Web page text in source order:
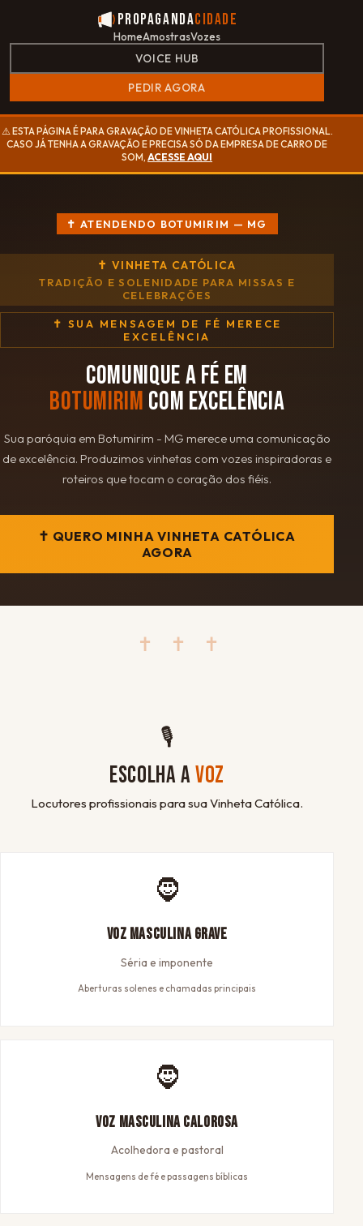
PropagandaCidade
HomeAmostrasVozes
VOICE HUB
PEDIR AGORA
⚠️ ESTA PÁGINA É PARA GRAVAÇÃO DE VINHETA CATÓLICA PROFISSIONAL.
CASO JÁ TENHA A GRAVAÇÃO E PRECISA SÓ DA EMPRESA DE CARRO DE
SOM,ACESSE AQUI
✝ ATENDENDO BOTUMIRIM — MG
✝ VINHETA CATÓLICA
TRADIÇÃO E SOLENIDADE PARA MISSAS E
CELEBRAÇÕES
✝ SUA MENSAGEM DE FÉ MERECE
EXCELÊNCIA
COMUNIQUE A FÉ EM
BOTUMIRIM COM EXCELÊNCIA
Sua paróquia em Botumirim - MG merece uma comunicação
de excelência. Produzimos vinhetas com vozes inspiradoras e
roteiros que tocam o coração dos fiéis.
✝ QUERO MINHA VINHETA CATÓLICA
AGORA
✝ ✝ ✝
🎙
ESCOLHA AVOZ
Locutores profissionais para sua Vinheta Católica.
🧔
Voz Masculina Grave
Séria e imponente
Aberturas solenes e chamadas principais
🧔
Voz Masculina Calorosa
Acolhedora e pastoral
Mensagens de fé e passagens bíblicas